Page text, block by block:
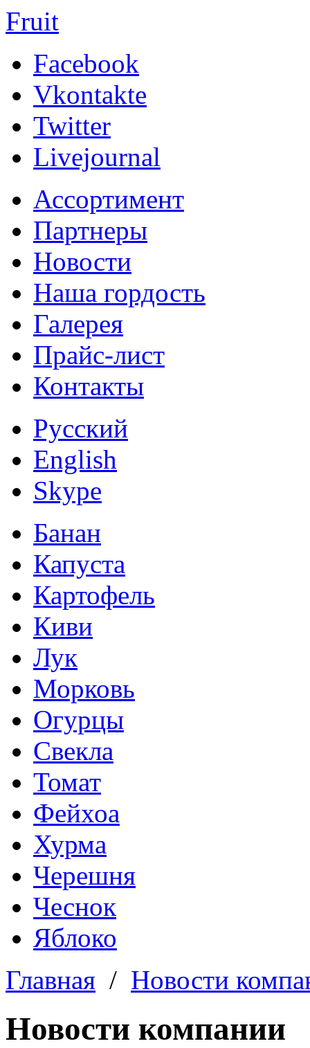
Fruit
Facebook
Vkontakte
Twitter
Livejournal
Ассортимент
Партнеры
Новости
Наша гордость
Галерея
Прайс-лист
Контакты
Русский
English
Skype
Банан
Капуста
Картофель
Киви
Лук
Морковь
Огурцы
Свекла
Томат
Фейхоа
Хурма
Черешня
Чеснок
Яблоко
Главная / Новости
Новости компании